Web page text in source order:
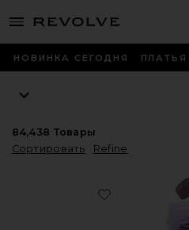
menu - shows more content
НОВИНКА СЕГОДНЯ ПЛАТЬЯ
84,438 Товары
Сортировать
Refine
Favorite